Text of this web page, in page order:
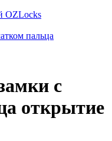
OZLocks
пальца
с
открытие